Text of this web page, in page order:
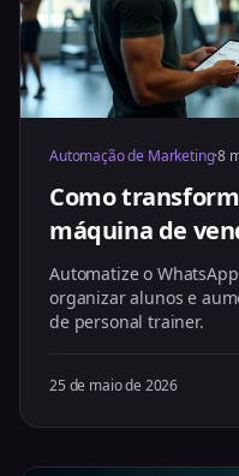
Automação de Marketing·8
Como
máquina de
trainer
Automatize o
organizar alunos e
de personal trainer.
25 de maio de 2026